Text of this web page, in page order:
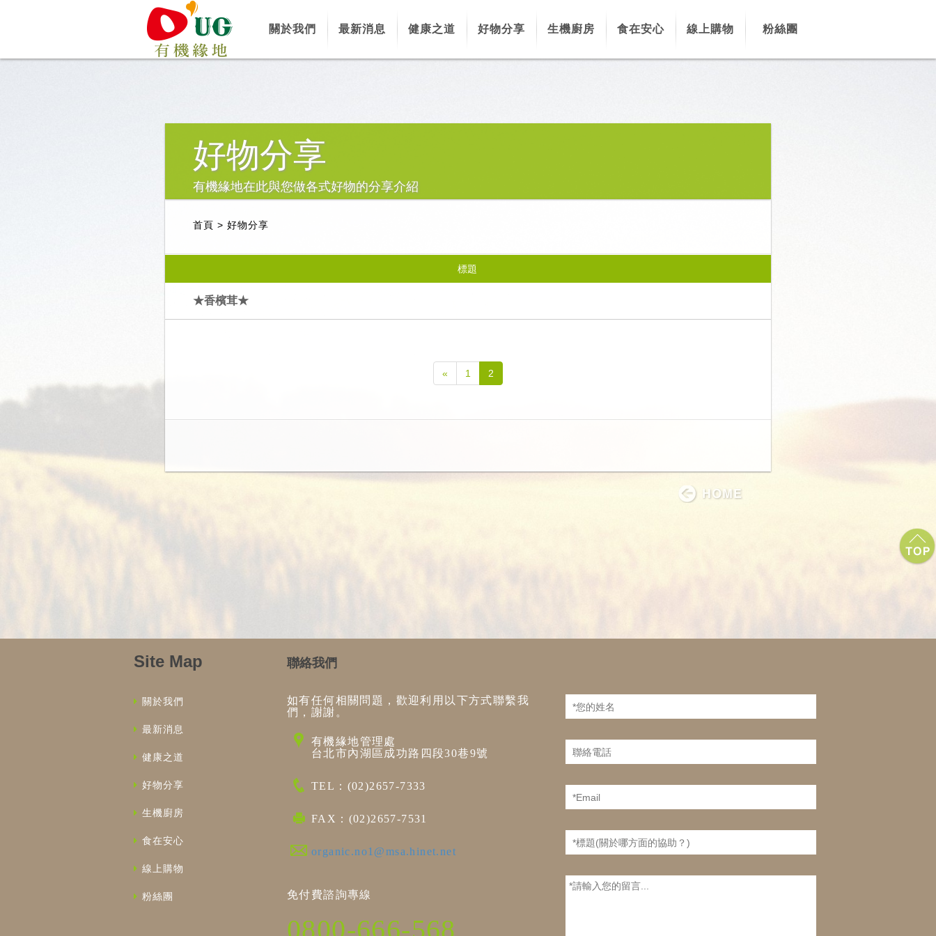
關於我們 最新消息 健康之道 好物分享 生機廚房 食在安心 線上購物 粉絲團
好物分享
有機緣地在此與您做各式好物的分享介紹
首頁 > 好物分享
標題
★香檳茸★
« 1 2
Site Map
關於我們
最新消息
健康之道
好物分享
生機廚房
食在安心
線上購物
粉絲團
聯絡我們
如有任何相關問題，歡迎利用以下方式聯繫我
們，謝謝。
有機緣地管理處
台北市內湖區成功路四段30巷9號
TEL：(02)2657-7333
FAX：(02)2657-7531
organic.no1@msa.hinet.net
免付費諮詢專線
0800-666-568